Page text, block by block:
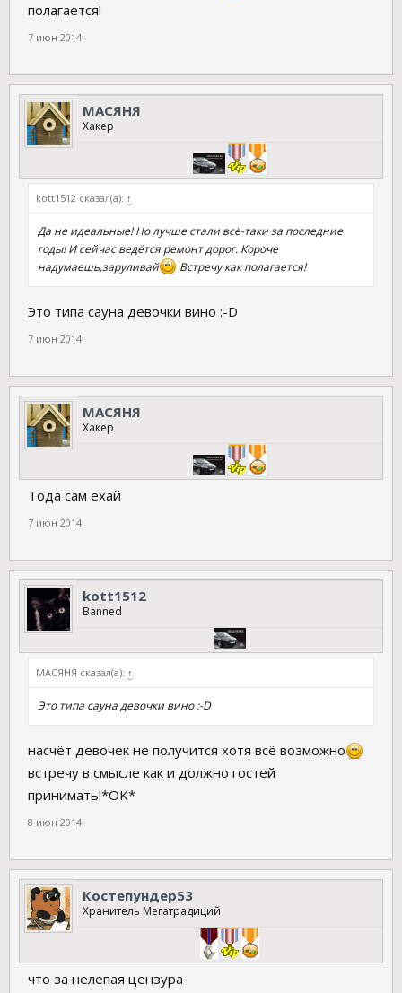
полагается!
7 июн 2014
МАСЯНЯ
Хакер
kott1512 сказал(а): ↑
Да не идеальные! Но лучше стали всё-таки за последние
годы! И сейчас ведётся ремонт дорог. Короче
надумаешь,заруливай
Встречу как полагается!
Это типа сауна девочки вино :-D
7 июн 2014
МАСЯНЯ
Хакер
Тода сам ехай
7 июн 2014
kott1512
Banned
МАСЯНЯ сказал(а): ↑
Это типа сауна девочки вино :-D
насчёт девочек не получится хотя всё возможно
встречу в смысле как и должно гостей
принимать!*OK*
8 июн 2014
Костепундер53
Хранитель Мегатрадиций
что за нелепая цензура